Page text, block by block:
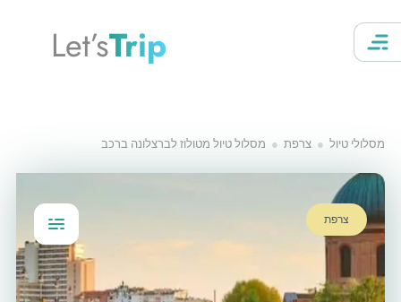
Let’sTrip
מסלולי טיול צרפת מסלול טיול מטולוז לברצלונה ברכב
צרפת